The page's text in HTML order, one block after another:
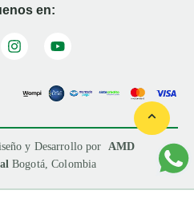
en:
y Desarrollo por AMD
Bogotá, Colombia